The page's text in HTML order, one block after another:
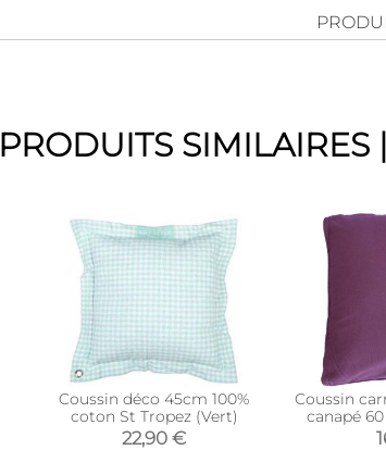
PRODUITS SIMILAIRES |
Coussin déco 45cm 100%
coton St Tropez (Vert)
22,90 €
Coussin
canapé